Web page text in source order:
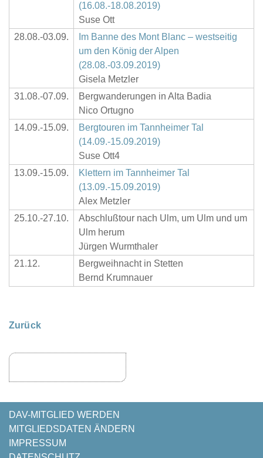
(16.08.-18.08.2019)
Suse Ott
28.08.-03.09.
Im Banne des Mont Blanc – westseitig
um den König der Alpen
(28.08.-03.09.2019)
Gisela Metzler
31.08.-07.09.
Bergwanderungen in Alta Badia
Nico Ortugno
14.09.-15.09.
Bergtouren im Tannheimer Tal
(14.09.-15.09.2019)
Suse Ott4
13.09.-15.09.
Klettern im Tannheimer Tal
(13.09.-15.09.2019)
Alex Metzler
25.10.-27.10.
Abschlußtour nach Ulm, um Ulm und um
Ulm herum
Jürgen Wurmthaler
21.12.
Bergweihnacht in Stetten
Bernd Krumnauer
Zurück
NAVIGATION
ÜBERSPRINGEN
DAV-MITGLIED WERDEN
MITGLIEDSDATEN ÄNDERN
IMPRESSUM